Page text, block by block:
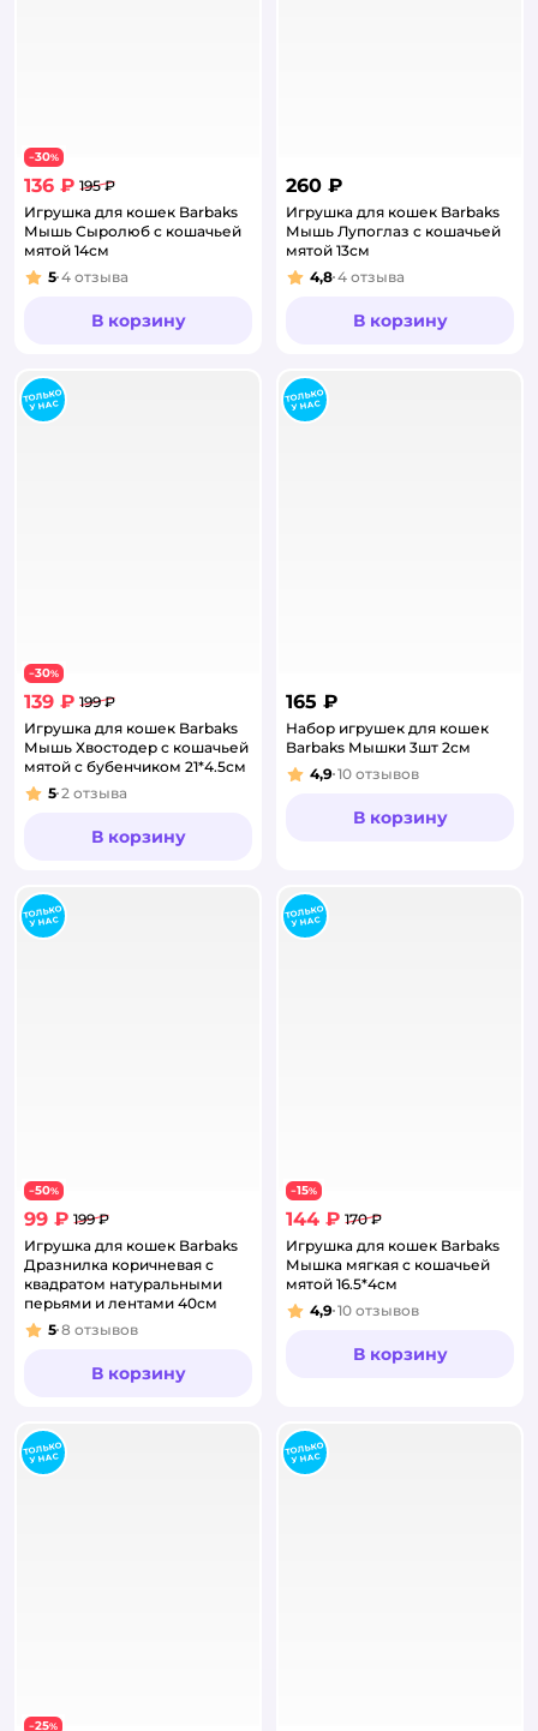
−30%
136 ₽ 195 ₽
Игрушка для кошек Barbaks
Мышь Сыролюб с кошачьей
мятой 14см
Рейтинг:
5 4 отзыва
В корзину
260 ₽
Игрушка для кошек Barbaks
Мышь Лупоглаз с кошачьей
мятой 13см
Рейтинг:
4,8 4 отзыва
В корзину
−30%
139 ₽ 199 ₽
Игрушка для кошек Barbaks
Мышь Хвостодер с кошачьей
мятой с бубенчиком 21*4.5см
Рейтинг:
5 2 отзыва
В корзину
165 ₽
Набор игрушек для кошек
Barbaks Мышки 3шт 2см
Рейтинг:
4,9 10 отзывов
В корзину
−50%
99 ₽ 199 ₽
Игрушка для кошек Barbaks
Дразнилка коричневая с
квадратом натуральными
перьями и лентами 40см
Рейтинг:
5 8 отзывов
В корзину
−15%
144 ₽ 170 ₽
Игрушка для кошек Barbaks
Мышка мягкая с кошачьей
мятой 16.5*4см
Рейтинг:
4,9 10 отзывов
В корзину
−25%